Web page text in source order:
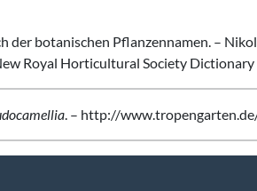
botanischen Pflanzennamen. –
Royal Horticultural Society
. – http://